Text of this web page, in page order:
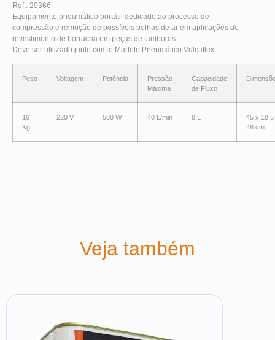
Ref.: 20366
Equipamento pneumático portátil dedicado ao processo de
compressão e remoção de possíveis bolhas de ar em aplicações de
revestimento de borracha em peças de tambores.
Deve ser utilizado junto com o Martelo Pneumático Vulcaflex.
Peso Voltagem Potência
Pressão
Máxima
Capacidade
de Fluxo
16
Kg
220 V 500 W 40 L/min 8 L
45 x
48 cm
Veja também